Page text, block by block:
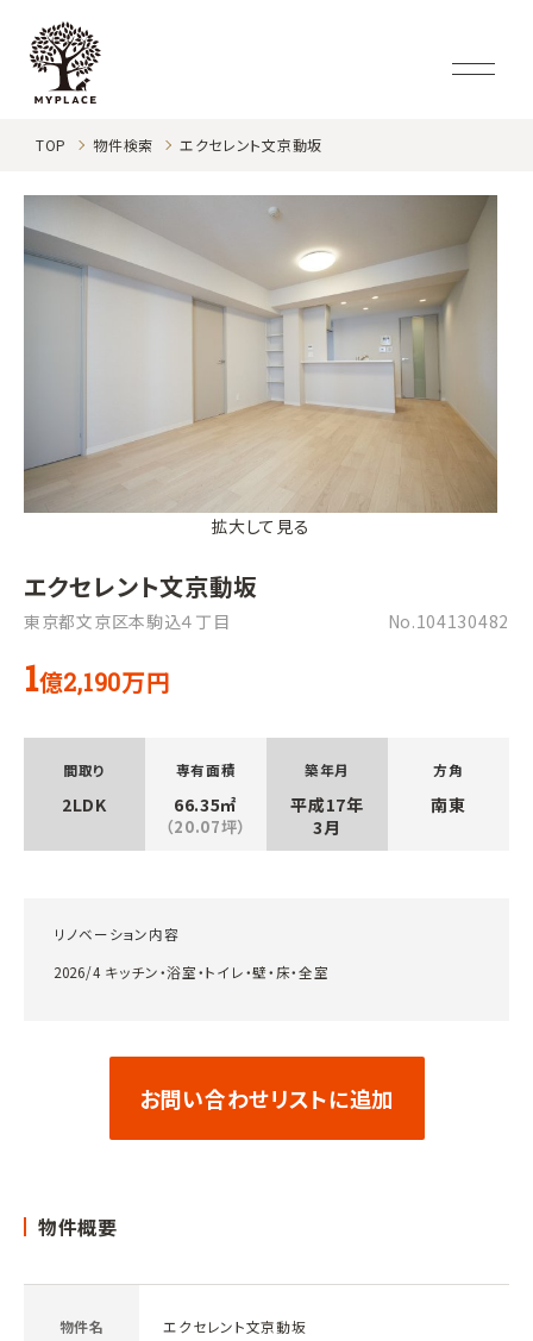
TOP 物件検索 エクセレント文京動坂
拡大して見る
エクセレント文京動坂
東京都文京区本駒込４丁目 No.104130482
1億2,190万円
間取り
2LDK
専有面積
66.35㎡
（20.07坪）
築年月
平成17年
3月
方角
南東
リノベーション内容
2026/4 キッチン・浴室・トイレ・壁・床・全室
お問い合わせリストに追加
物件概要
物件名 エクセレント文京動坂